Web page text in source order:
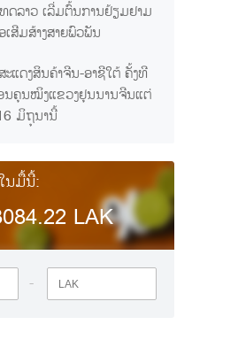
ດລາວ ເລີ່ມຕົ້ນການຢ້ຽມຢາມ
ສີມສ້າງສາຍພົວພັນ
ະແດງສິນຄ້າຈີນ-ອາຊີໃຕ້ ຄັ້ງທີ
ນຄຸນໝິງແຂວງຢຸນນານຈີນແຕ່
ມິຖຸນານີ້
ນມື້ນີ້:
LAK
-